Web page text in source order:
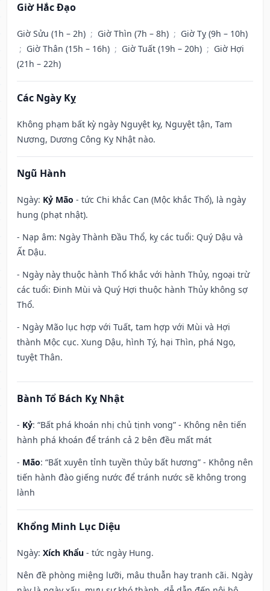
Giờ Hắc Đạo
Giờ Sửu (1h – 2h) ; Giờ Thìn (7h – 8h) ; Giờ Tỵ (9h – 10h)
; Giờ Thân (15h – 16h) ; Giờ Tuất (19h – 20h) ; Giờ Hợi
(21h – 22h)
Các Ngày Kỵ
Không phạm bất kỳ ngày Nguyệt kỵ, Nguyệt tận, Tam
Nương, Dương Công Kỵ Nhật nào.
Ngũ Hành
Ngày: Kỷ Mão - tức Chi khắc Can (Mộc khắc Thổ), là ngày
hung (phạt nhật).
- Nạp âm: Ngày Thành Đầu Thổ, kỵ các tuổi: Quý Dậu và
Ất Dậu.
- Ngày này thuộc hành Thổ khắc với hành Thủy, ngoại trừ
các tuổi: Đinh Mùi và Quý Hợi thuộc hành Thủy không sợ
Thổ.
- Ngày Mão lục hợp với Tuất, tam hợp với Mùi và Hợi
thành Mộc cục. Xung Dậu, hình Tý, hại Thìn, phá Ngọ,
tuyệt Thân.
Bành Tổ Bách Kỵ Nhật
- Kỷ: “Bất phá khoán nhị chủ tịnh vong” - Không nên tiến
hành phá khoán để tránh cả 2 bên đều mất mát
- Mão: “Bất xuyên tỉnh tuyền thủy bất hương” - Không nên
tiến hành đào giếng nước để tránh nước sẽ không trong
lành
Khổng Minh Lục Diệu
Ngày: Xích Khẩu - tức ngày Hung.
Nên đề phòng miệng lưỡi, mâu thuẫn hay tranh cãi. Ngày